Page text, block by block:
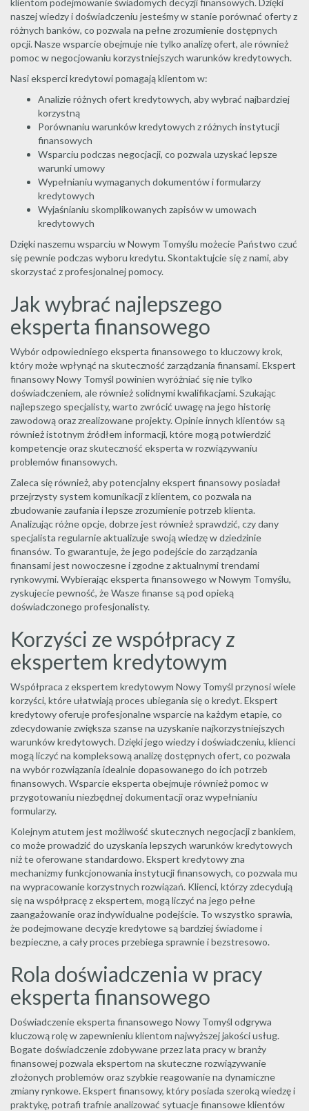
klientom podejmowanie świadomych decyzji finansowych. Dzięki
naszej wiedzy i doświadczeniu jesteśmy w stanie porównać oferty z
różnych banków, co pozwala na pełne zrozumienie dostępnych
opcji. Nasze wsparcie obejmuje nie tylko analizę ofert, ale również
pomoc w negocjowaniu korzystniejszych warunków kredytowych.
Nasi eksperci kredytowi pomagają klientom w:
Analizie różnych ofert kredytowych, aby wybrać najbardziej
korzystną
Porównaniu warunków kredytowych z różnych instytucji
finansowych
Wsparciu podczas negocjacji, co pozwala uzyskać lepsze
warunki umowy
Wypełnianiu wymaganych dokumentów i formularzy
kredytowych
Wyjaśnianiu skomplikowanych zapisów w umowach
kredytowych
Dzięki naszemu wsparciu w Nowym Tomyślu możecie Państwo czuć
się pewnie podczas wyboru kredytu. Skontaktujcie się z nami, aby
skorzystać z profesjonalnej pomocy.
Jak wybrać najlepszego
eksperta finansowego
Wybór odpowiedniego eksperta finansowego to kluczowy krok,
który może wpłynąć na skuteczność zarządzania finansami. Ekspert
finansowy Nowy Tomyśl powinien wyróżniać się nie tylko
doświadczeniem, ale również solidnymi kwalifikacjami. Szukając
najlepszego specjalisty, warto zwrócić uwagę na jego historię
zawodową oraz zrealizowane projekty. Opinie innych klientów są
również istotnym źródłem informacji, które mogą potwierdzić
kompetencje oraz skuteczność eksperta w rozwiązywaniu
problemów finansowych.
Zaleca się również, aby potencjalny ekspert finansowy posiadał
przejrzysty system komunikacji z klientem, co pozwala na
zbudowanie zaufania i lepsze zrozumienie potrzeb klienta.
Analizując różne opcje, dobrze jest również sprawdzić, czy dany
specjalista regularnie aktualizuje swoją wiedzę w dziedzinie
finansów. To gwarantuje, że jego podejście do zarządzania
finansami jest nowoczesne i zgodne z aktualnymi trendami
rynkowymi. Wybierając eksperta finansowego w Nowym Tomyślu,
zyskujecie pewność, że Wasze finanse są pod opieką
doświadczonego profesjonalisty.
Korzyści ze współpracy z
ekspertem kredytowym
Współpraca z ekspertem kredytowym Nowy Tomyśl przynosi wiele
korzyści, które ułatwiają proces ubiegania się o kredyt. Ekspert
kredytowy oferuje profesjonalne wsparcie na każdym etapie, co
zdecydowanie zwiększa szanse na uzyskanie najkorzystniejszych
warunków kredytowych. Dzięki jego wiedzy i doświadczeniu, klienci
mogą liczyć na kompleksową analizę dostępnych ofert, co pozwala
na wybór rozwiązania idealnie dopasowanego do ich potrzeb
finansowych. Wsparcie eksperta obejmuje również pomoc w
przygotowaniu niezbędnej dokumentacji oraz wypełnianiu
formularzy.
Kolejnym atutem jest możliwość skutecznych negocjacji z bankiem,
co może prowadzić do uzyskania lepszych warunków kredytowych
niż te oferowane standardowo. Ekspert kredytowy zna
mechanizmy funkcjonowania instytucji finansowych, co pozwala mu
na wypracowanie korzystnych rozwiązań. Klienci, którzy zdecydują
się na współpracę z ekspertem, mogą liczyć na jego pełne
zaangażowanie oraz indywidualne podejście. To wszystko sprawia,
że podejmowane decyzje kredytowe są bardziej świadome i
bezpieczne, a cały proces przebiega sprawnie i bezstresowo.
Rola doświadczenia w pracy
eksperta finansowego
Doświadczenie eksperta finansowego Nowy Tomyśl odgrywa
kluczową rolę w zapewnieniu klientom najwyższej jakości usług.
Bogate doświadczenie zdobywane przez lata pracy w branży
finansowej pozwala ekspertom na skuteczne rozwiązywanie
złożonych problemów oraz szybkie reagowanie na dynamiczne
zmiany rynkowe. Ekspert finansowy, który posiada szeroką wiedzę i
praktykę, potrafi trafnie analizować sytuacje finansowe klientów